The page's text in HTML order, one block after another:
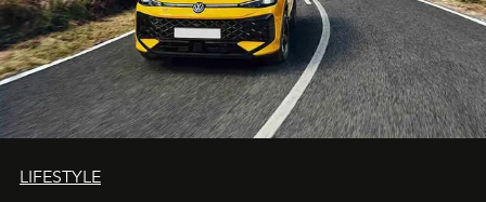
LIFESTYLE